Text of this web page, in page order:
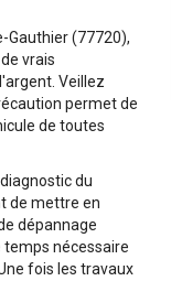
Gauthier (77720),
vrais
Veillez
permet de
de toutes
du
de mettre en
dépannage
temps nécessaire
fois les travaux